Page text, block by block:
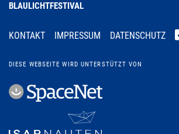
BLAULICHTFESTIVAL
KONTAKT IMPRESSUM DATENSCHUTZ
DIESE WEBSEITE WIRD UNTERSTÜTZT VON